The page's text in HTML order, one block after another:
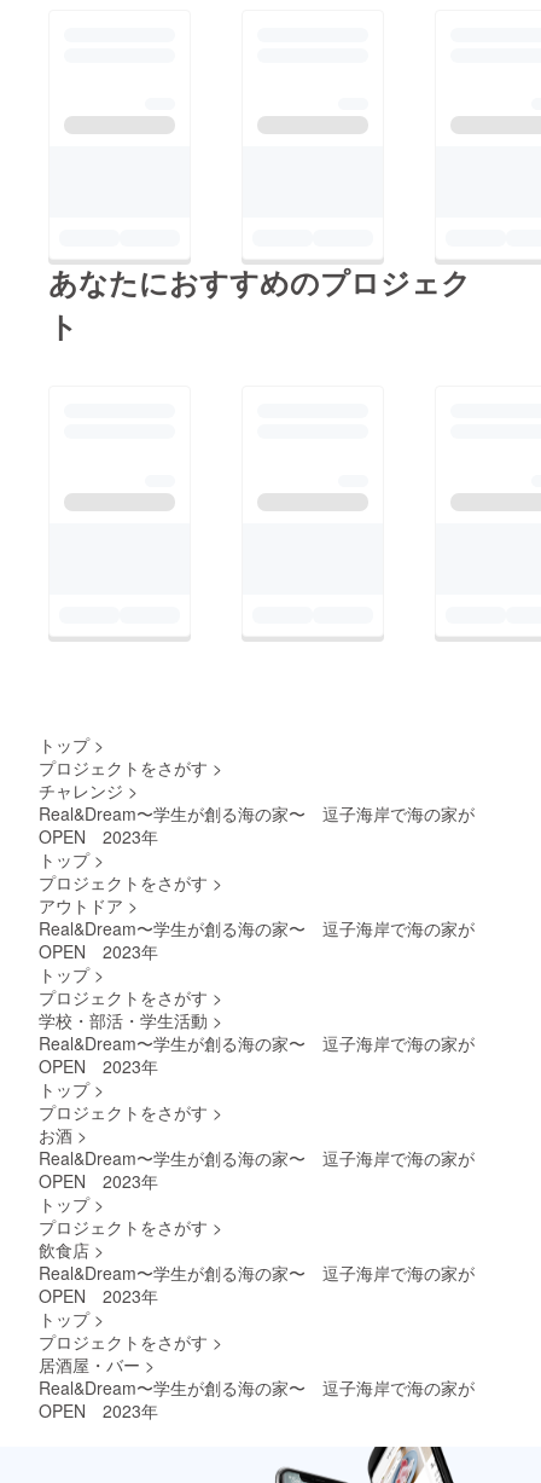
あなたにおすすめのプロジェク
ト
トップ >
プロジェクトをさがす >
チャレンジ >
Real&Dream〜学生が創る海の家〜 逗子海岸で海の家が
OPEN 2023年
トップ >
プロジェクトをさがす >
アウトドア >
Real&Dream〜学生が創る海の家〜 逗子海岸で海の家が
OPEN 2023年
トップ >
プロジェクトをさがす >
学校・部活・学生活動 >
Real&Dream〜学生が創る海の家〜 逗子海岸で海の家が
OPEN 2023年
トップ >
プロジェクトをさがす >
お酒 >
Real&Dream〜学生が創る海の家〜 逗子海岸で海の家が
OPEN 2023年
トップ >
プロジェクトをさがす >
飲食店 >
Real&Dream〜学生が創る海の家〜 逗子海岸で海の家が
OPEN 2023年
トップ >
プロジェクトをさがす >
居酒屋・バー >
Real&Dream〜学生が創る海の家〜 逗子海岸で海の家が
OPEN 2023年